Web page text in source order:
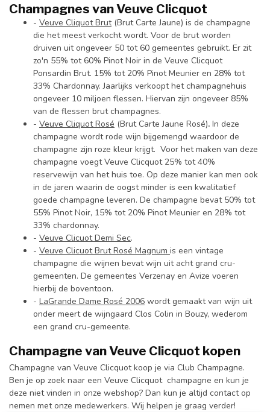
Champagnes van Veuve Clicquot
- Veuve Cliquot Brut(Brut Carte Jaune) is de champagne
die het meest verkocht wordt. Voor de brut worden
druiven uit ongeveer 50 tot 60 gemeentes gebruikt. Er zit
zo'n 55% tot 60% Pinot Noir in de Veuve Clicquot
Ponsardin Brut. 15% tot 20% Pinot Meunier en 28% tot
33% Chardonnay. Jaarlijks verkoopt het champagnehuis
ongeveer 10 miljoen flessen. Hiervan zijn ongeveer 85%
van de flessen brut champagnes.
- Veuve Cliquot Rosé (Brut Carte Jaune Rosé). In deze
champagne wordt rode wijn bijgemengd waardoor de
champagne zijn roze kleur krijgt. Voor het maken van deze
champagne voegt Veuve Clicquot 25% tot 40%
reservewijn van het huis toe. Op deze manier kan men ook
in de jaren waarin de oogst minder is een kwalitatief
goede champagne leveren. De champagne bevat 50% tot
55% Pinot Noir, 15% tot 20% Pinot Meunier en 28% tot
33% chardonnay.
- Veuve Clicuot Demi Sec.
- Veuve Clicuot Brut Rosé Magnum is een vintage
champagne die wijnen bevat wijn uit acht grand cru-
gemeenten. De gemeentes Verzenay en Avize voeren
hierbij de boventoon.
- LaGrande Dame Rosé 2006 wordt gemaakt van wijn uit
onder meert de wijngaard Clos Colin in Bouzy, wederom
een grand cru-gemeente.
Champagne van Veuve Clicquot kopen
Champagne van Veuve Clicquot koop je via Club Champagne.
Ben je op zoek naar een Veuve Clicquot champagne en kun je
deze niet vinden in onze webshop? Dan kun je altijd contact op
nemen met onze medewerkers. Wij helpen je graag verder!